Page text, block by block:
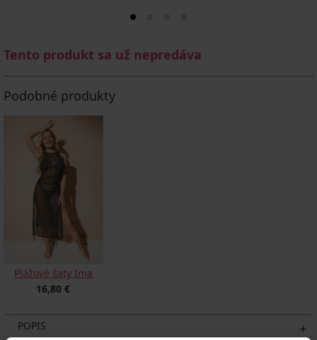
Tento produkt sa už nepredáva
Podobné produkty
Plážové šaty Ima
16,80 €
POPIS